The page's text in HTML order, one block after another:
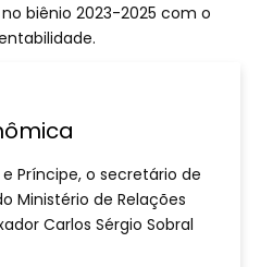
biênio 2023-2025 com o
Príncipe, o secretário de
Ministério de Relações
Carlos Sérgio Sobral